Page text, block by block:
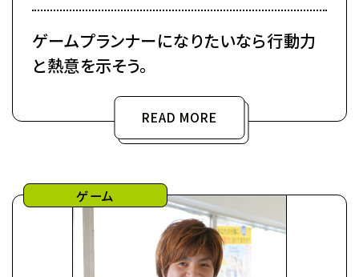
ゲームプランナーになりたいなら行動力
と熱意を示そう。
READ MORE
ゲーム